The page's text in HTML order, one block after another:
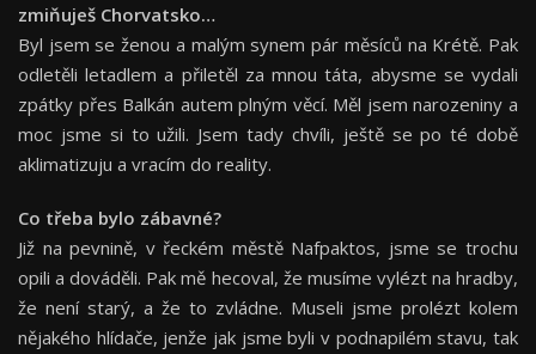
zmiňuješ Chorvatsko…
Byl jsem se ženou a malým synem pár měsíců na Krétě. Pak
odletěli letadlem a přiletěl za mnou táta, abysme se vydali
zpátky přes Balkán autem plným věcí. Měl jsem narozeniny a
moc jsme si to užili. Jsem tady chvíli, ještě se po té době
aklimatizuju a vracím do reality.
Co třeba bylo zábavné?
Již na pevnině, v řeckém městě Nafpaktos, jsme se trochu
opili a dováděli. Pak mě hecoval, že musíme vylézt na hradby,
že není starý, a že to zvládne. Museli jsme prolézt kolem
nějakého hlídače, jenže jak jsme byli v podnapilém stavu, tak